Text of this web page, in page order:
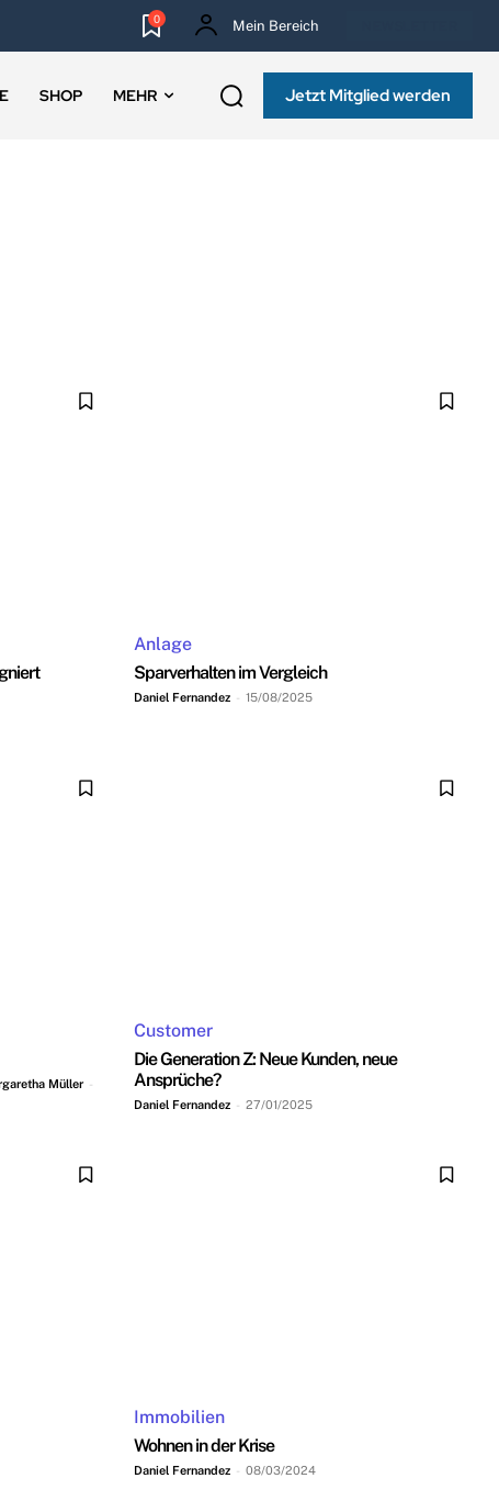
0 Mein Bereich
SHOP MEHR Jetzt Mitglied werden
Anlage
Sparverhalten im Vergleich
Daniel Fernandez - 15/08/2025
Müller -
Customer
Die Generation Z: Neue Kunden, neue
Ansprüche?
Daniel Fernandez - 27/01/2025
Immobilien
Wohnen in der Krise
Daniel Fernandez - 08/03/2024